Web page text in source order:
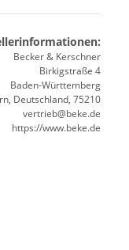
Becker & Kerschner
Birkigstraße 4
Baden-Württemberg
Deutschland, 75210
vertrieb@beke.de
https://www.beke.de